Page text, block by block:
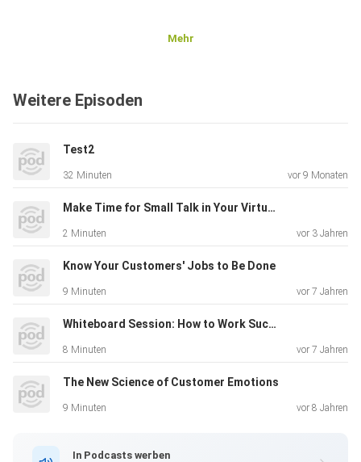
Mehr
Weitere Episoden
Test2
32 Minuten vor 9 Monaten
Make Time for Small Talk in Your Virtual Meetings
2 Minuten vor 3 Jahren
Know Your Customers' Jobs to Be Done
9 Minuten vor 7 Jahren
Whiteboard Session: How to Work Successfully Across Borders
8 Minuten vor 7 Jahren
The New Science of Customer Emotions
9 Minuten vor 8 Jahren
In Podcasts werben